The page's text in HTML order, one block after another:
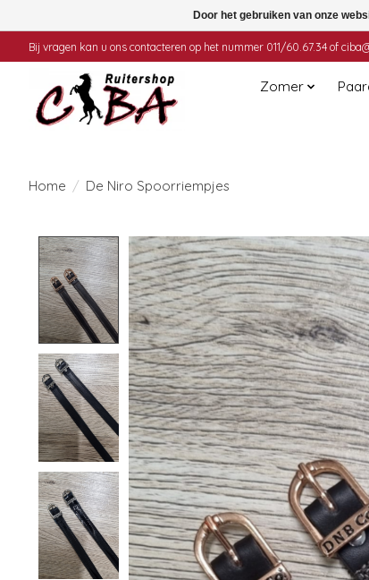
Bij vragen kan u ons contacteren op het nummer 011/60.67.34 of
Zomer
Home / De Niro Spoorriempjes
Product image slideshow Items
Door het gebruiken van onze